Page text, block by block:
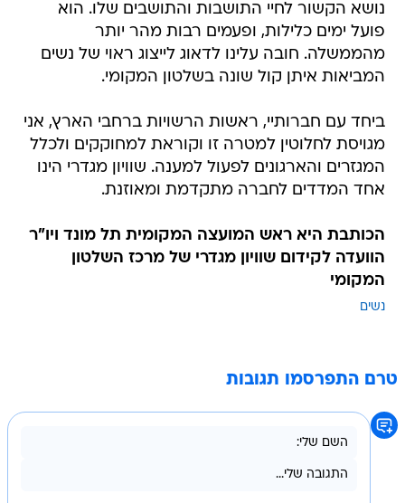
נושא הקשור לחיי התושבות והתושבים שלו. הוא
פועל ימים כלילות, ופעמים רבות מהר יותר
מהממשלה. חובה עלינו לדאוג לייצוג ראוי של נשים
המביאות איתן קול שונה בשלטון המקומי.
ביחד עם חברותיי, ראשות הרשויות ברחבי הארץ, אני
מגויסת לחלוטין למטרה זו וקוראת למחוקקים ולכלל
המגזרים והארגונים לפעול למענה. שוויון מגדרי הינו
אחד המדדים לחברה מתקדמת ומאוזנת.
הכותבת היא ראש המועצה המקומית תל מונד ויו"ר
הוועדה לקידום שוויון מגדרי של מרכז השלטון
המקומי
נשים
טרם התפרסמו תגובות